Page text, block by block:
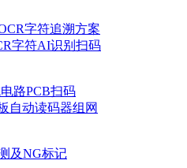
字符追溯方案
字符AI识别扫码
路PCB扫码
自动读码器组网
及NG标记